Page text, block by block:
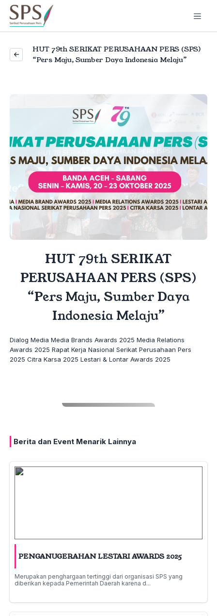
HUT 79th SERIKAT PERUSAHAAN PERS (SPS)
“Pers Maju, Sumber Daya Indonesia Melaju”
HUT 79th SERIKAT
PERUSAHAAN PERS (SPS)
“Pers Maju, Sumber Daya
Indonesia Melaju”
Dialog Media Media Brands Awards 2025 Media Relations
Awards 2025 Rapat Kerja Nasional Serikat Perusahaan Pers
2025 Citra Karsa 2025 Lestari & Lontar Awards 2025
Berita dan Event Menarik Lainnya
PENGANUGERAHAN LESTARI AWARDS 2025
Merupakan penghargaan tertinggi dari organisasi SPS yang
diberikan kepada Pemerintah Daerah karena d...